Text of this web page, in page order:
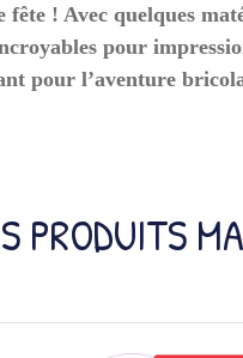
fête ! Avec quelques
pour
pour l’aventure
PRODUITS